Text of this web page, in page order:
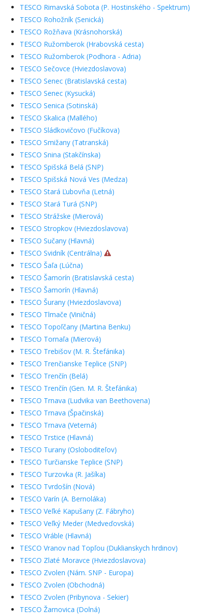
TESCO Rimavská Sobota (P. Hostinského - Spektrum)
TESCO Rohožník (Senická)
TESCO Rožňava (Krásnohorská)
TESCO Ružomberok (Hrabovská cesta)
TESCO Ružomberok (Podhora - Adria)
TESCO Sečovce (Hviezdoslavova)
TESCO Senec (Bratislavská cesta)
TESCO Senec (Kysucká)
TESCO Senica (Sotinská)
TESCO Skalica (Mallého)
TESCO Sládkovičovo (Fučíkova)
TESCO Smižany (Tatranská)
TESCO Snina (Stakčínska)
TESCO Spišská Belá (SNP)
TESCO Spišská Nová Ves (Medza)
TESCO Stará Ľubovňa (Letná)
TESCO Stará Turá (SNP)
TESCO Strážske (Mierová)
TESCO Stropkov (Hviezdoslavova)
TESCO Sučany (Hlavná)
TESCO Svidník (Centrálna)
TESCO Šaľa (Lúčna)
TESCO Šamorín (Bratislavská cesta)
TESCO Šamorín (Hlavná)
TESCO Šurany (Hviezdoslavova)
TESCO Tlmače (Viničná)
TESCO Topoľčany (Martina Benku)
TESCO Tornaľa (Mierová)
TESCO Trebišov (M. R. Štefánika)
TESCO Trenčianske Teplice (SNP)
TESCO Trenčín (Belá)
TESCO Trenčín (Gen. M. R. Štefánika)
TESCO Trnava (Ludvika van Beethovena)
TESCO Trnava (Špačinská)
TESCO Trnava (Veterná)
TESCO Trstice (Hlavná)
TESCO Turany (Osloboditeľov)
TESCO Turčianske Teplice (SNP)
TESCO Turzovka (R. Jašíka)
TESCO Tvrdošín (Nová)
TESCO Varín (A. Bernoláka)
TESCO Veľké Kapušany (Z. Fábryho)
TESCO Veľký Meder (Medveďovská)
TESCO Vráble (Hlavná)
TESCO Vranov nad Topľou (Duklianskych hrdinov)
TESCO Zlaté Moravce (Hviezdoslavova)
TESCO Zvolen (Nám. SNP - Europa)
TESCO Zvolen (Obchodná)
TESCO Zvolen (Pribynova - Sekier)
TESCO Žarnovica (Dolná)